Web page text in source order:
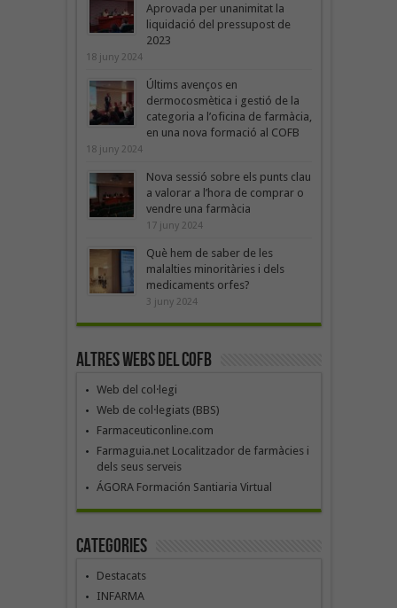
Aprovada per unanimitat la
liquidació del pressupost de
2023
18 juny 2024
Últims avenços en
dermocosmètica i gestió de la
categoria a l’oficina de farmàcia,
en una nova formació al COFB
18 juny 2024
Nova sessió sobre els punts clau
a valorar a l’hora de comprar o
vendre una farmàcia
17 juny 2024
Què hem de saber de les
malalties minoritàries i dels
medicaments orfes?
3 juny 2024
Altres webs del COFB
Web del col·legi
Web de col·legiats (BBS)
Farmaceuticonline.com
Farmaguia.net Localitzador de farmàcies i
dels seus serveis
ÁGORA Formación Santiaria Virtual
Categories
Destacats
INFARMA